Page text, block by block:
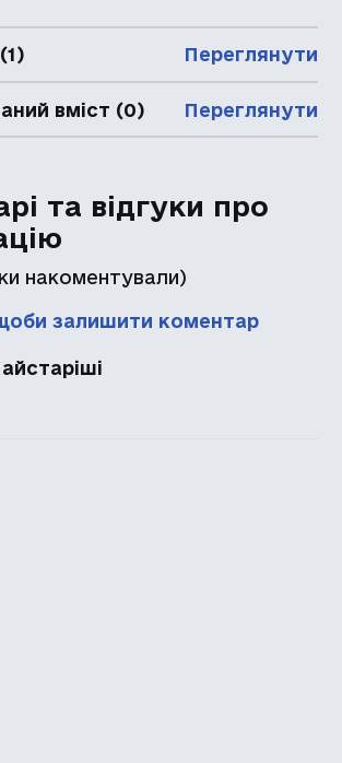
Переглянути
вміст (0) Переглянути
та відгуки про
накоментували)
щоби залишити коментар